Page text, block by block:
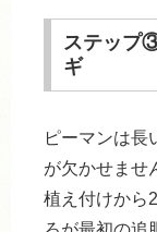
ステップ
ギ
ピーマンは長
が欠かせませ
植え付けから